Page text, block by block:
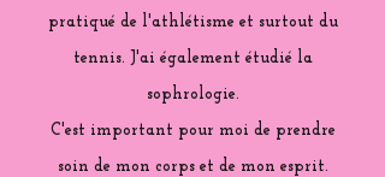
pratiqué de l'athlétisme et surtout du
tennis. J'ai également étudié la
sophrologie.
C'est important pour moi de prendre
soin de mon corps et de mon esprit.